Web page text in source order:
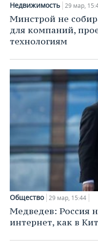
ВОДНЫЕ ВИДЫ
ХОККЕЙ С МЯЧОМ
ОБРАЗОВАНИЕ
ПРОИСШЕСТВИЯ
Недвижимость 29 мар,
Минстрой не
для компаний,
технологиям
Общество 29 мар, 15:44
Медведев: Россия
интернет, как в